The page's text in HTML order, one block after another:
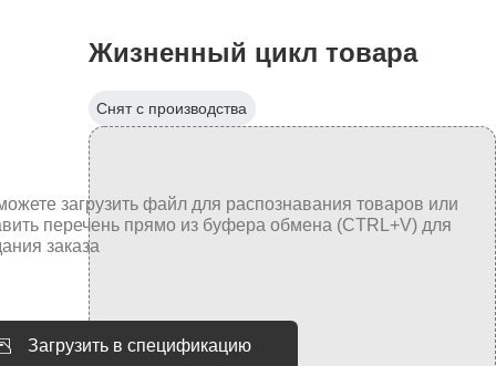
Жизненный цикл товара
Снят с производства
Загрузить в спецификацию